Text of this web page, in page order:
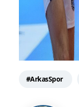
#ArkasSpor